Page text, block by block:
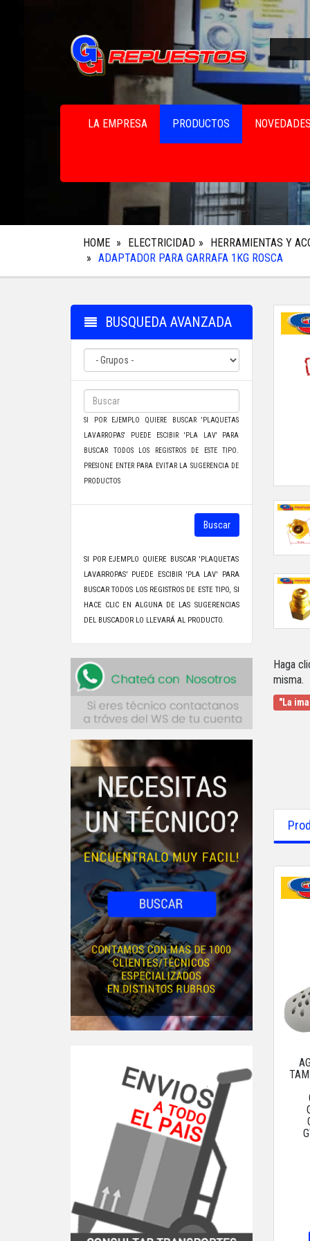
LA EMPRESA PRODUCTOS
HOME ELECTRICIDAD
HERRAMIENTAS Y
ADAPTADOR PARA GARRAFA 1KG ROSCA
BUSQUEDA AVANZADA
SI POR EJEMPLO QUIERE BUSCAR 'PLAQUETAS
LAVARROPAS' PUEDE ESCIBIR 'PLA LAV' PARA
BUSCAR TODOS LOS REGISTROS DE ESTE TIPO.
PRESIONE ENTER PARA EVITAR LA SUGERENCIA DE
PRODUCTOS
Buscar
SI POR EJEMPLO QUIERE BUSCAR 'PLAQUETAS
LAVARROPAS' PUEDE ESCIBIR 'PLA LAV' PARA
BUSCAR TODOS LOS REGISTROS DE ESTE TIPO, SI
HACE CLIC EN ALGUNA DE LAS SUGERENCIAS
DEL BUSCADOR LO LLEVARÁ AL PRODUCTO.
Haga
misma.
"La